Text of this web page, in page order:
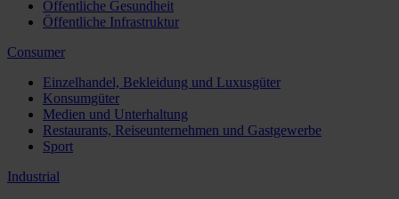
Öffentliche Gesundheit
Öffentliche Infrastruktur
Consumer
Einzelhandel, Bekleidung und Luxusgüter
Konsumgüter
Medien und Unterhaltung
Restaurants, Reiseunternehmen und Gastgewerbe
Sport
Industrial